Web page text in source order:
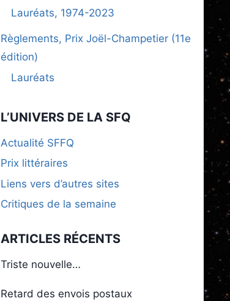
Lauréats, 1974-2023
Règlements, Prix Joël-Champetier (11e
édition)
Lauréats
L’UNIVERS DE LA SFQ
Actualité SFFQ
Prix littéraires
Liens vers d’autres sites
Critiques de la semaine
ARTICLES RÉCENTS
Triste nouvelle…
Retard des envois postaux